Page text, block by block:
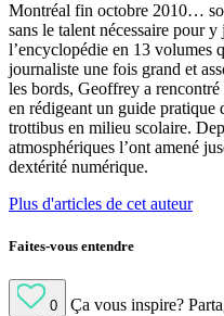
Montréal fin octobre 2010…
sans le talent nécessaire pour
l’encyclopédie en 13 volumes
journaliste une fois grand et
les bords, Geoffrey a
en rédigeant un guide pratique
trottibus en milieu scolaire.
atmosphériques l’ont amené
dextérité numérique.
Plus d'articles de cet auteur
Faites-vous entendre
0 Ça vous inspire?